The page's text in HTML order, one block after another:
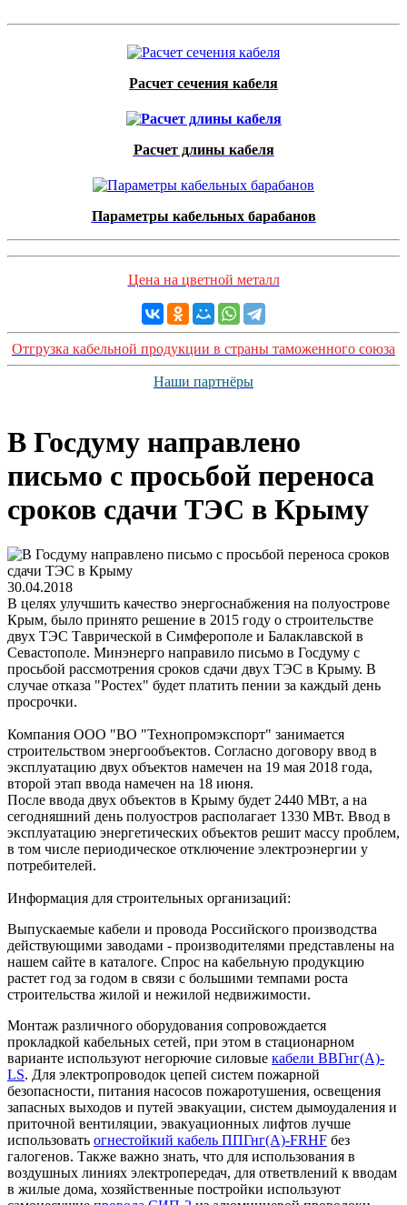
Расчет сечения кабеля
Расчет длины кабеля
Параметры кабельных барабанов
Цена на цветной металл
Отгрузка кабельной продукции в страны таможенного союза
Наши партнёры
В Госдуму направлено
письмо с просьбой переноса
сроков сдачи ТЭС в Крыму
30.04.2018
В целях улучшить качество энергоснабжения на полуострове
Крым, было принято решение в 2015 году о строительстве
двух ТЭС Таврической в Симферополе и Балаклавской в
Севастополе. Минэнерго направило письмо в Госдуму с
просьбой рассмотрения сроков сдачи двух ТЭС в Крыму. В
случае отказа "Ростех" будет платить пении за каждый день
просрочки.
Компания ООО "ВО "Технопромэкспорт" занимается
строительством энергообъектов. Согласно договору ввод в
эксплуатацию двух объектов намечен на 19 мая 2018 года,
второй этап ввода намечен на 18 июня.
После ввода двух объектов в Крыму будет 2440 МВт, а на
сегодняшний день полуостров располагает 1330 МВт. Ввод в
эксплуатацию энергетических объектов решит массу проблем,
в том числе периодическое отключение электроэнергии у
потребителей.
Информация для строительных организаций:
Выпускаемые кабели и провода Российского производства
действующими заводами - производителями представлены на
нашем сайте в каталоге. Спрос на кабельную продукцию
растет год за годом в связи с большими темпами роста
строительства жилой и нежилой недвижимости.
Монтаж различного оборудования сопровождается
прокладкой кабельных сетей, при этом в стационарном
варианте используют негорючие силовые кабели ВВГнг(А)-
LS. Для электропроводок цепей систем пожарной
безопасности, питания насосов пожаротушения, освещения
запасных выходов и путей эвакуации, систем дымоудаления и
приточной вентиляции, эвакуационных лифтов лучше
использовать огнестойкий кабель ППГнг(А)-FRHF без
галогенов. Также важно знать, что для использования в
воздушных линиях электропередач, для ответвлений к вводам
в жилые дома, хозяйственные постройки используют